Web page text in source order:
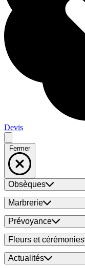
Devis
Fermer
Obsèques
Marbrerie
Prévoyance
Fleurs et cérémonies
Actualités